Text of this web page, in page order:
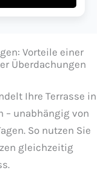
Vorteile einer
Überdachungen
Ihre Terrasse in
– unabhängig von
So nutzen Sie
gleichzeitig